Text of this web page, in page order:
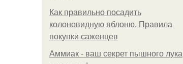
Как правильно посадить
колоновидную яблоню. Правила
покупки саженцев
Аммиак - ваш секрет пышного лука